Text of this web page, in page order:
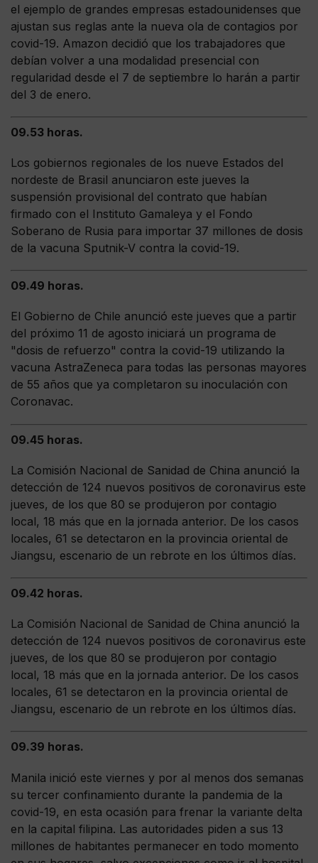
el ejemplo de grandes empresas estadounidenses que
ajustan sus reglas ante la nueva ola de contagios por
covid-19. Amazon decidió que los trabajadores que
debían volver a una modalidad presencial con
regularidad desde el 7 de septiembre lo harán a partir
del 3 de enero.
09.53 horas.
Los gobiernos regionales de los nueve Estados del
nordeste de Brasil anunciaron este jueves la
suspensión provisional del contrato que habían
firmado con el Instituto Gamaleya y el Fondo
Soberano de Rusia para importar 37 millones de dosis
de la vacuna Sputnik-V contra la covid-19.
09.49 horas.
El Gobierno de Chile anunció este jueves que a partir
del próximo 11 de agosto iniciará un programa de
"dosis de refuerzo" contra la covid-19 utilizando la
vacuna AstraZeneca para todas las personas mayores
de 55 años que ya completaron su inoculación con
Coronavac.
09.45 horas.
La Comisión Nacional de Sanidad de China anunció la
detección de 124 nuevos positivos de coronavirus este
jueves, de los que 80 se produjeron por contagio
local, 18 más que en la jornada anterior. De los casos
locales, 61 se detectaron en la provincia oriental de
Jiangsu, escenario de un rebrote en los últimos días.
09.42 horas.
La Comisión Nacional de Sanidad de China anunció la
detección de 124 nuevos positivos de coronavirus este
jueves, de los que 80 se produjeron por contagio
local, 18 más que en la jornada anterior. De los casos
locales, 61 se detectaron en la provincia oriental de
Jiangsu, escenario de un rebrote en los últimos días.
09.39 horas.
Manila inició este viernes y por al menos dos semanas
su tercer confinamiento durante la pandemia de la
covid-19, en esta ocasión para frenar la variante delta
en la capital filipina. Las autoridades piden a sus 13
millones de habitantes permanecer en todo momento